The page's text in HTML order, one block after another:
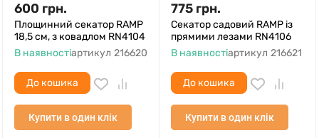
600 грн.
Площинний секатор RAMP
18,5 см, з ковадлом RN4104
В наявностіартикул 216620
До кошика
Купити в один клік
775 грн.
Секатор садовий RAMP із
прямими лезами RN4106
В наявностіартикул 216621
До кошика
Купити в один клік